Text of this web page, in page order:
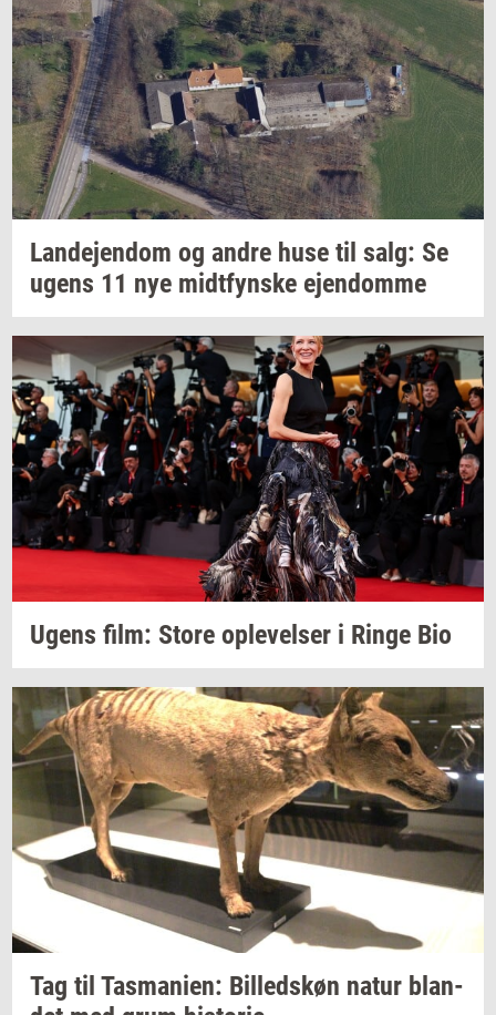
Lan­de­jen­dom og andre huse til salg: Se
ugens 11 nye midt­fyn­s­ke ejen­dom­me
Ugens film: Store op­le­vel­ser i Ringe Bio
Tag til Tas­ma­ni­en: Bil­leds­køn natur blan­